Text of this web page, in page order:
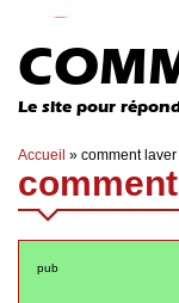
Le site pour
Accueil » comment
pub